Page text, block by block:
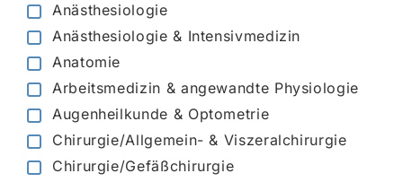
Anästhesiologie
Anästhesiologie & Intensivmedizin
Anatomie
Arbeitsmedizin & angewandte Physiologie
Augenheilkunde & Optometrie
Chirurgie/Allgemein- & Viszeralchirurgie
Chirurgie/Gefäßchirurgie